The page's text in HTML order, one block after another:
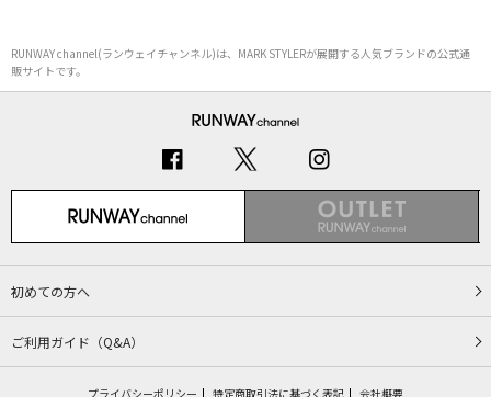
RUNWAY channel(ランウェイチャンネル)は、MARK STYLERが展開する人気ブランドの公式通
販サイトです。
初めての方へ
ご利用ガイド（Q&A）
プライバシーポリシー 特定商取引法に基づく表記 会社概要